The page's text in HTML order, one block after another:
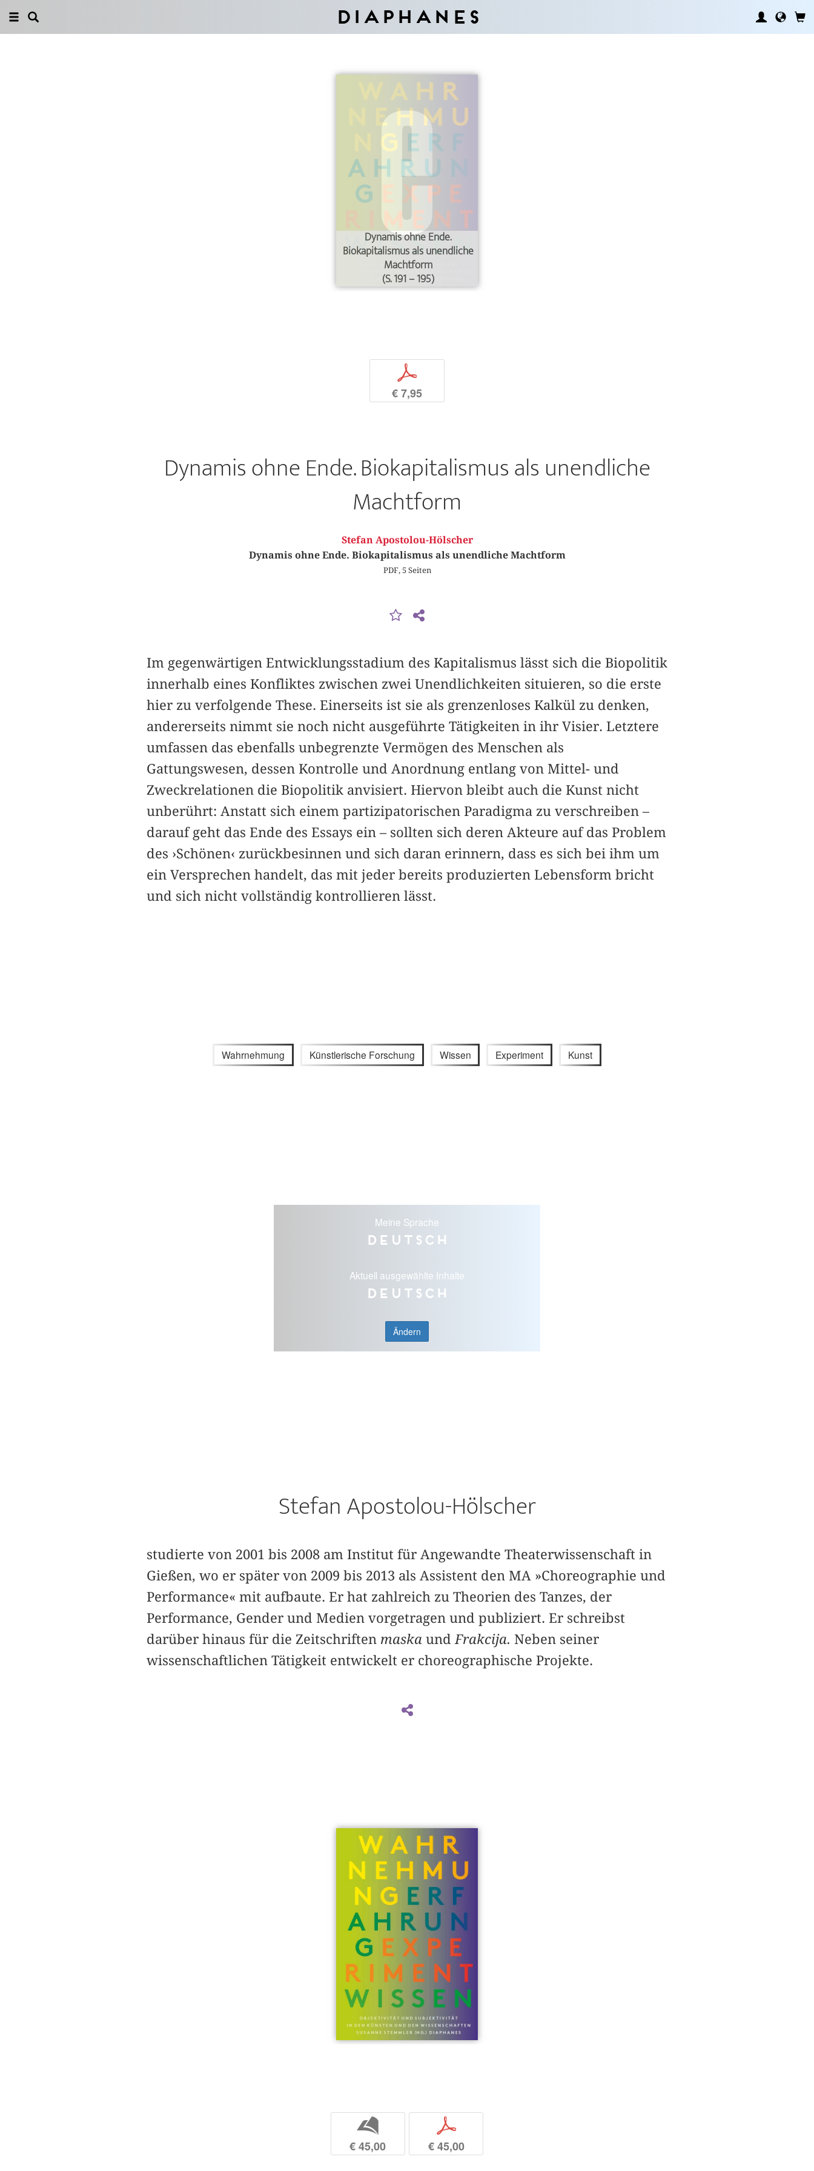
Diaphanes
Dynamis ohne Ende.
Biokapitalismus als unendliche
Machtform
(S. 191 – 195)
p
€ 7,95
Dynamis ohne Ende. Biokapitalismus als unendliche
Machtform
Stefan Apostolou-Hölscher
Dynamis ohne Ende. Biokapitalismus als unendliche Machtform
PDF, 5 Seiten
Im gegenwärtigen Entwicklungsstadium des Kapitalismus lässt sich die Biopolitik
innerhalb eines Konfliktes zwischen zwei Unendlichkeiten situieren, so die erste
hier zu verfolgende These. Einerseits ist sie als grenzenloses Kalkül zu denken,
andererseits nimmt sie noch nicht ausgeführte Tätigkeiten in ihr Visier. Letztere
umfassen das ebenfalls unbegrenzte Vermögen des Menschen als
Gattungswesen, dessen Kontrolle und Anordnung entlang von Mittel- und
Zweckrelationen die Biopolitik anvisiert. Hiervon bleibt auch die Kunst nicht
unberührt: Anstatt sich einem partizipatorischen Paradigma zu verschreiben –
darauf geht das Ende des Essays ein – sollten sich deren Akteure auf das Problem
des ›Schönen‹ zurückbesinnen und sich daran erinnern, dass es sich bei ihm um
ein Versprechen handelt, das mit jeder bereits produzierten Lebensform bricht
und sich nicht vollständig kontrollieren lässt.
Wahrnehmung Künstlerische Forschung Wissen Experiment Kunst
Meine Sprache
Deutsch
Aktuell ausgewählte Inhalte
Deutsch
Ändern
Stefan Apostolou-Hölscher
studierte von 2001 bis 2008 am Institut für Angewandte Theaterwissenschaft in
Gießen, wo er später von 2009 bis 2013 als Assistent den MA »Choreographie und
Performance« mit aufbaute. Er hat zahlreich zu Theorien des Tanzes, der
Performance, Gender und Medien vorgetragen und publiziert. Er schreibst
darüber hinaus für die Zeitschriften maska und Frakcija. Neben seiner
wissenschaftlichen Tätigkeit entwickelt er choreographische Projekte.
b
€ 45,00
p
€ 45,00